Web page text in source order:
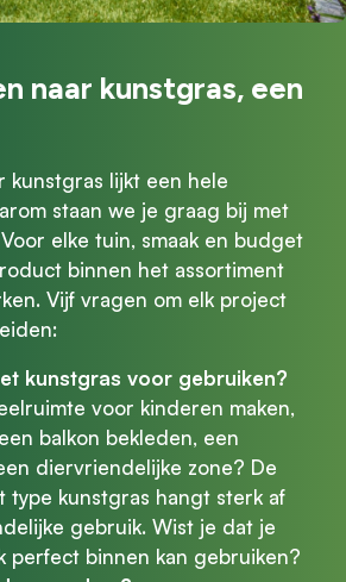
naar kunstgras, een
kunstgras lijkt een hele
staan we je graag bij met
elke tuin, smaak en budget
binnen het assortiment
Vijf vragen om elk project
kunstgras voor gebruiken?
voor kinderen maken,
balkon bekleden, een
diervriendelijke zone? De
type kunstgras hangt sterk af
gebruik. Wist je dat je
perfect binnen kan gebruiken?